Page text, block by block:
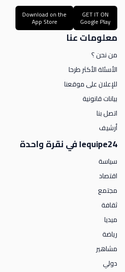
GET IT ON
Google Play
Download on the
App Store
معلومات عنا
من نحن ؟
الأسئلة الأكثر طرحا
للإعلان على موقعنا
بيانات قانونية
اتصل بنا
أرشيف
lequipe24 في نقرة واحدة
سياسة
اقتصاد
مجتمع
ثقافة
ميديا
رياضة
مشاهير
دولي